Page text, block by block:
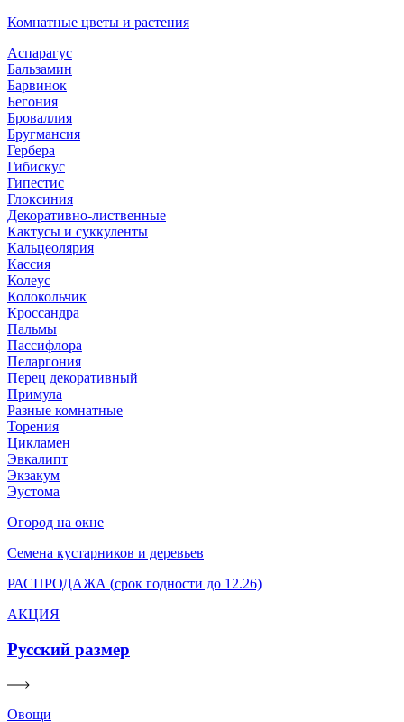
Комнатные цветы и растения
Аспарагус
Бальзамин
Барвинок
Бегония
Броваллия
Бругмансия
Гербера
Гибискус
Гипестис
Глоксиния
Декоративно-лиственные
Кактусы и суккуленты
Кальцеолярия
Кассия
Колеус
Колокольчик
Кроссандра
Пальмы
Пассифлора
Пеларгония
Перец декоративный
Примула
Разные комнатные
Торения
Цикламен
Эвкалипт
Экзакум
Эустома
Огород на окне
Семена кустарников и деревьев
РАСПРОДАЖА (срок годности до 12.26)
АКЦИЯ
Русский размер
Овощи